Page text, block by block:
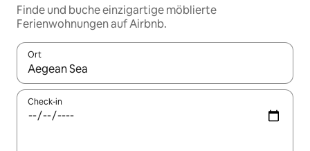
Finde und buche einzigartige möblierte
Ferienwohnungen auf Airbnb.
Ort
Wenn Ergebnisse verfügbar sind, navigiere mit den
Check-in